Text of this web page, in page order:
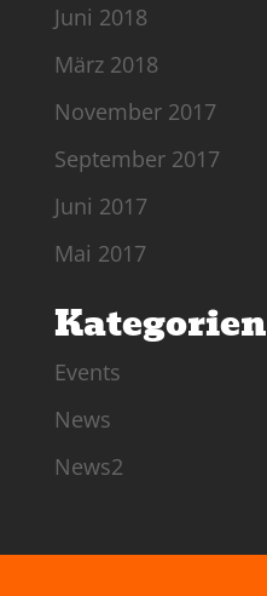
Juni 2018
März 2018
November 2017
September 2017
Juni 2017
Mai 2017
Kategorien
Events
News
News2